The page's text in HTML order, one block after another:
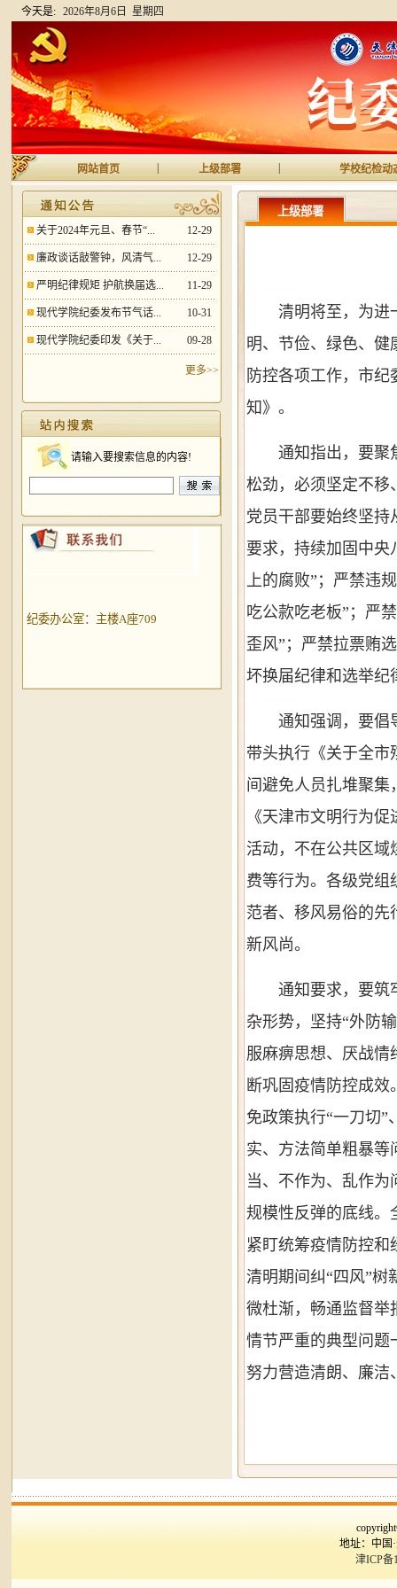
今天是: 2026年8月6日 星期四
网站首页 上级部署 学校纪检动
关于2024年元旦、春节“... 12-29
廉政谈话敲警钟，风清气... 12-29
严明纪律规矩 护航换届选... 11-29
现代学院纪委发布节气话... 10-31
现代学院纪委印发《关于... 09-28
更多>>
请输入要搜索信息的内容!
纪委办公室：主楼A座709
上级部署
清明将至，为进
明、节俭、绿色、健
防控各项工作，市
知》。
通知指出，要聚
松劲，必须坚定不移
党员干部要始终坚持
要求，持续加固中央
上的腐败”；严禁违
吃公款吃老板”；严
歪风”；严禁拉票贿
坏换届纪律和选举纪
通知强调，要倡
带头执行《关于全市
间避免人员扎堆聚集
《天津市文明行为
活动，不在公共区域
费等行为。各级党组
范者、移风易俗的先
新风尚。
通知要求，要筑
杂形势，坚持“外防
服麻痹思想、厌战情
断巩固疫情防控成
免政策执行“一刀切
实、方法简单粗暴等
当、不作为、乱作
规模性反弹的底线。
紧盯统筹疫情防控
清明期间纠“四风”树
微杜渐，畅通监督举
情节严重的典型问题
努力营造清朗、廉洁
地址：中国
津ICP备